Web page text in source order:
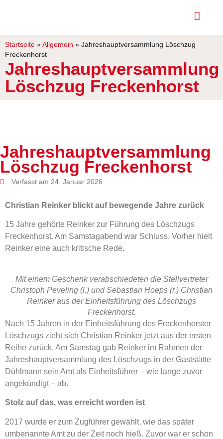
Startseite » Allgemein » Jahreshauptversammlung Löschzug
Freckenhorst
Jahreshauptversammlung
Löschzug Freckenhorst
Jahreshauptversammlung
Löschzug Freckenhorst
Verfasst am 24. Januar 2026
Christian Reinker blickt auf bewegende Jahre zurück
15 Jahre gehörte Reinker zur Führung des Löschzugs
Freckenhorst. Am Samstagabend war Schluss. Vorher hielt
Reinker eine auch kritische Rede.
Mit einem Geschenk verabschiedeten die Stellvertreter
Christoph Peveling (l.) und Sebastian Hoeps (r.) Christian
Reinker aus der Einheitsführung des Löschzugs
Freckenhorst.
Nach 15 Jahren in der Einheitsführung des Freckenhorster
Löschzugs zieht sich Christian Reinker jetzt aus der ersten
Reihe zurück. Am Samstag gab Reinker im Rahmen der
Jahreshauptversammlung des Löschzugs in der Gaststätte
Dühlmann sein Amt als Einheitsführer – wie lange zuvor
angekündigt – ab.
Stolz auf das, was erreicht worden ist
2017 wurde er zum Zugführer gewählt, wie das später
umbenannte Amt zu der Zeit noch hieß. Zuvor war er schon